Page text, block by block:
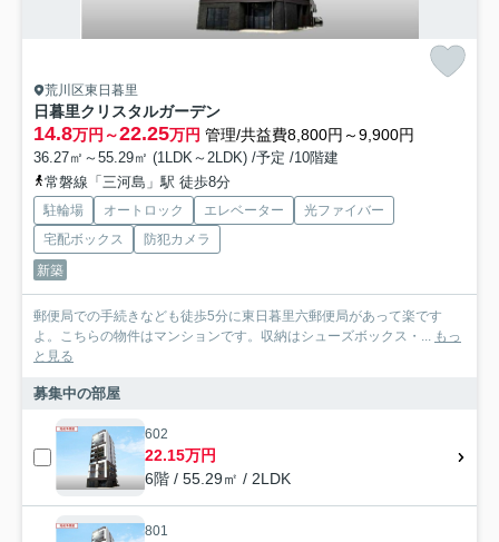
荒川区東日暮里
日暮里クリスタルガーデン
14.8万円～22.25万円 管理/共益費8,800円～9,900円
36.27㎡～55.29㎡ (1LDK～2LDK) /予定 /10階建
常磐線「三河島」駅 徒歩8分
駐輪場 オートロック エレベーター
光ファイバー
宅配ボックス
防犯カメラ
新築
郵便局での手続きなども徒歩5分に東日暮里六郵便局があって楽です
よ。こちらの物件はマンションです。収納はシューズボックス・... もっ
と見る
募集中の部屋
602
22.15万円
6階 / 55.29㎡ / 2LDK
801